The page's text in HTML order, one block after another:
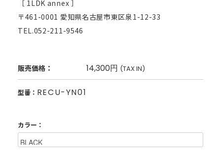
［ 1LDK annex ］
〒461-0001 愛知県名古屋市東区泉1-12-33
TEL.052-211-9546
販売価格： 14,300円 (TAX IN)
型番： RECU-YN01
カラー：